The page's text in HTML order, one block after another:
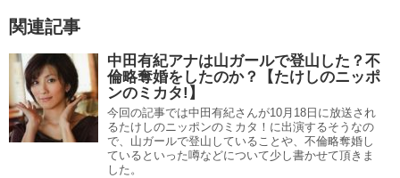
関連記事
中田有紀アナは山ガールで登山した？不
倫略奪婚をしたのか？【たけしのニッポ
ンのミカタ!】
今回の記事では中田有紀さんが10月18日に放送され
るたけしのニッポンのミカタ！に出演するそうなの
で、山ガールで登山していることや、不倫略奪婚し
ているといった噂などについて少し書かせて頂きま
した。